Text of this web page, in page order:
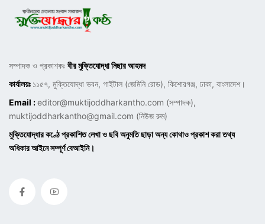
সম্পাদক ও প্রকাশকঃ বীর মুক্তিযোদ্ধা নিছার আহমদ
কার্যালয়ঃ ১১৫৭, মুক্তিযোদ্ধা ভবন, গাইটাল (জেমিনি রোড), কিশোরগঞ্জ, ঢাকা, বাংলাদেশ।
Email :editor@muktijoddharkantho.com (সম্পাদক),
muktijoddharkantho@gmail.com (নিউজ রুম)
মুক্তিযোদ্ধার কণ্ঠে প্রকাশিত লেখা ও ছবি অনুমতি ছাড়া অন্য কোথাও প্রকাশ করা তথ্য
অধিকার আইনে সম্পূর্ণ বেআইনি।